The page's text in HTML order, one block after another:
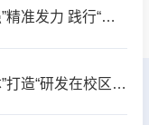
【海口市融媒体中心】聚焦“五向图强”精准发力 践行“海南有需求 海大有作为”
【海口市融媒体中心】串联“六大载体”打造“研发在校区、中试在园区、转化在全市”空间格局